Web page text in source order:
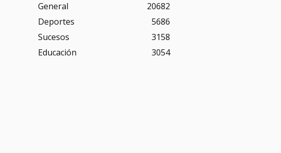
General
20682
Deportes
5686
Sucesos
3158
Educación
3054